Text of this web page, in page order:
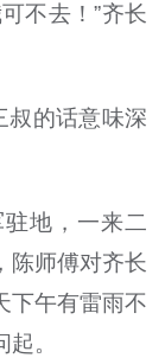
不去！”齐长
叔的话意味深
地，一来二
陈师傅对齐长
下午有雷雨不
。